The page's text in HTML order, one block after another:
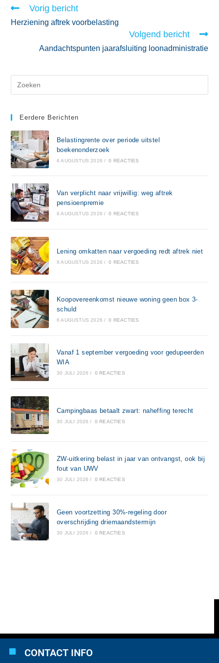
Vorig bericht
Herziening aftrek voorbelasting
Volgend bericht
Aandachtspunten jaarafsluiting loonadministratie
Eerdere Berichten
Belastingrente over periode uitstel
boekenonderzoek
6 AUGUSTUS 2026 / 0 REACTIES
Van verplicht naar vrijwillig: weg aftrek
pensioenpremie
6 AUGUSTUS 2026 / 0 REACTIES
Lening omkatten naar vergoeding redt aftrek niet
6 AUGUSTUS 2026 / 0 REACTIES
Koopovereenkomst nieuwe woning geen box 3-
schuld
6 AUGUSTUS 2026 / 0 REACTIES
Vanaf 1 september vergoeding voor gedupeerden
WIA
30 JULI 2026 / 0 REACTIES
Campingbaas betaalt zwart: naheffing terecht
30 JULI 2026 / 0 REACTIES
ZW-uitkering belast in jaar van ontvangst, ook bij
fout van UWV
30 JULI 2026 / 0 REACTIES
Geen voortzetting 30%-regeling door
overschrijding driemaandstermijn
30 JULI 2026 / 0 REACTIES
CONTACT INFO